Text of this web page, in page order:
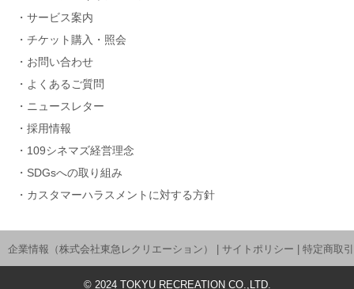
サービス案内
チケット購入・照会
お問い合わせ
よくあるご質問
ニュースレター
採用情報
109シネマズ経営理念
SDGsへの取り組み
カスタマーハラスメントに対する方針
企業情報（株式会社東急レクリエーション） サイトポリシー 特定商取
© 2024TOKYU RECREATION CO.,LTD.